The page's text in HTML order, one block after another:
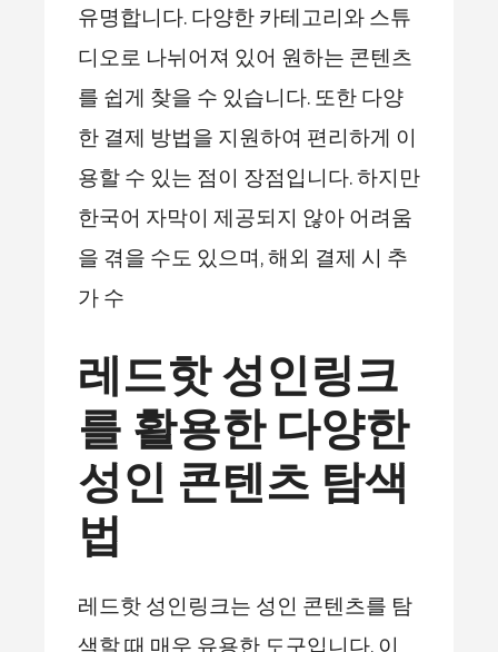
유명합니다. 다양한 카테고리와 스튜
디오로 나뉘어져 있어 원하는 콘텐츠
를 쉽게 찾을 수 있습니다. 또한 다양
한 결제 방법을 지원하여 편리하게 이
용할 수 있는 점이 장점입니다. 하지만
한국어 자막이 제공되지 않아 어려움
을 겪을 수도 있으며, 해외 결제 시 추
가 수
레드핫 성인링크
를 활용한 다양한
성인 콘텐츠 탐색
법
레드핫 성인링크는 성인 콘텐츠를 탐